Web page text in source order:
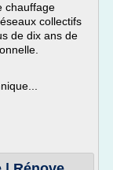
chauffage
collectifs
de dix ans de